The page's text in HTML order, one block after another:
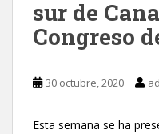
sur de
Congreso
30 octubre, 2020
Esta semana se ha